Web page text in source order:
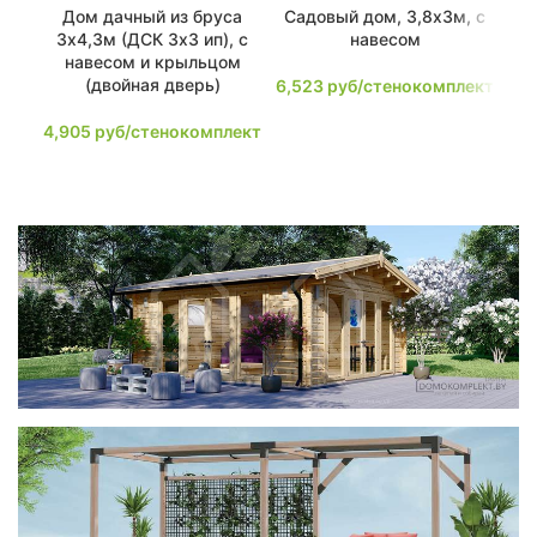
Дом дачный из бруса
3х4,3м (ДСК 3х3 ип), с
навесом и крыльцом
(двойная дверь)
4,905 руб/стенокомплект
Садовый дом, 3,8х3м, с
навесом
6,523 руб/стенокомплект
фотогалерея
ДОМИКИ